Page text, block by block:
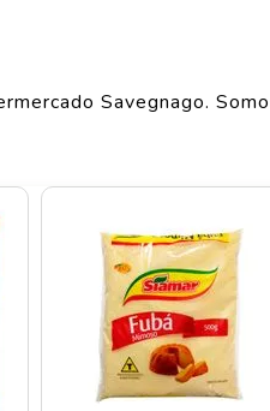
Comprimento
Savegnago.